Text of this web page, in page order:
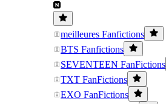
meilleures Fanfictions
BTS Fanfictions
SEVENTEEN FanFictions
TXT FanFictions
EXO FanFictions